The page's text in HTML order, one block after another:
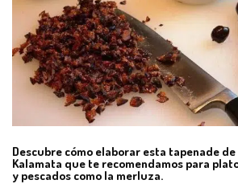
Descubre cómo elaborar esta tapenade
Kalamata que te recomendamos para
y pescados como la merluza.